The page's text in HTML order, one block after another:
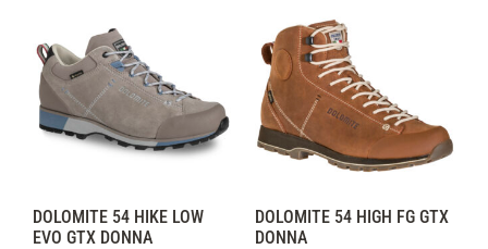
DOLOMITE 54 HIKE LOW
EVO GTX DONNA
DOLOMITE 54 HIGH FG GTX
DONNA